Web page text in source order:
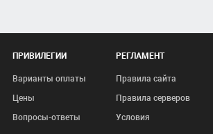
ПРИВИЛЕГИИ
Варианты оплаты
Цены
Вопросы-ответы
РЕГЛАМЕНТ
Правила сайта
Правила серверов
Условия